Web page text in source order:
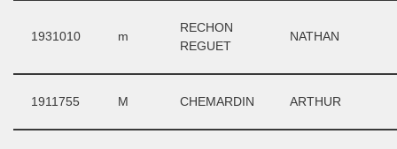
1931010 m
RECHON
REGUET
NATHAN
1911755 M CHEMARDIN ARTHUR